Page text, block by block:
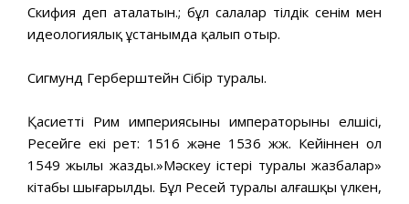
Скифия деп аталатын.; бұл салалар тілдік сенім мен
идеологиялық ұстанымда қалып отыр.
Сигмунд Герберштейн Сібір туралы.
Қасиетті Рим империясының императорының елшісі,
Ресейге екі рет: 1516 және 1536 жж. Кейіннен ол
1549 жылы жазды.»Мәскеу істері туралы жазбалар»
кітабы шығарылды. Бұл Ресей туралы алғашқы үлкен,